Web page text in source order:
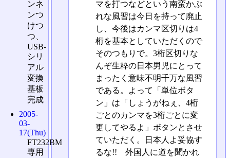
マを打つなどという南蛮かぶ
れな風習は今日を持って廃止
し、今後はカンマ区切りは4
桁を基本としていただくので
そのつもりで。3桁区切りな
んぞ生粋の日本男児にとって
まったく意味不明千万な風習
である。よって「単位ボタ
ン」は「しょうがねぇ、4桁
ごとのカンマを3桁ごとに変
更してやるよ」ボタンとさせ
ていただく。日本人よ妥協す
るな!! 外国人に道を聞かれ
ンネ
ンつ
けつ
つ、
USB-
シリ
アル
変換
基板
完成
2005-
03-
17(Thu)
FT232BM
専用